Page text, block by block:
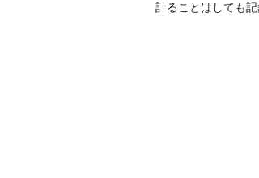
計ることはしても